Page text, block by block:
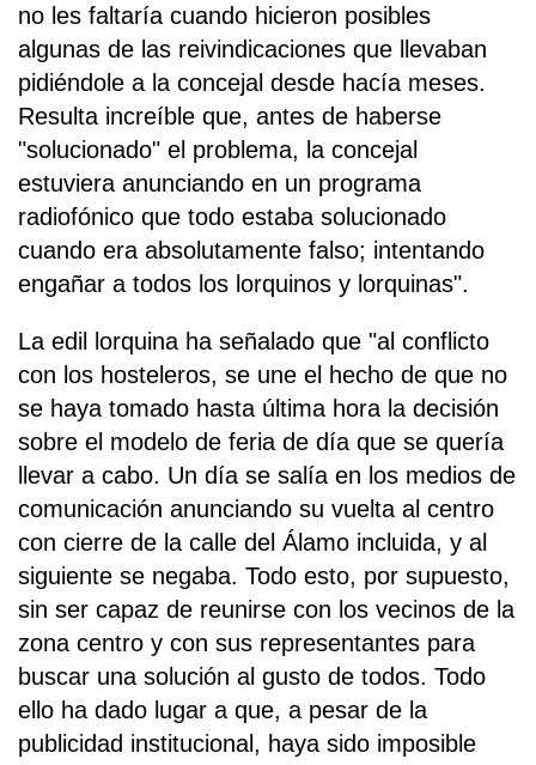
no les faltaría cuando hicieron posibles
algunas de las reivindicaciones que llevaban
pidiéndole a la concejal desde hacía meses.
Resulta increíble que, antes de haberse
"solucionado" el problema, la concejal
estuviera anunciando en un programa
radiofónico que todo estaba solucionado
cuando era absolutamente falso; intentando
engañar a todos los lorquinos y lorquinas".
La edil lorquina ha señalado que "al conflicto
con los hosteleros, se une el hecho de que no
se haya tomado hasta última hora la decisión
sobre el modelo de feria de día que se quería
llevar a cabo. Un día se salía en los medios de
comunicación anunciando su vuelta al centro
con cierre de la calle del Álamo incluida, y al
siguiente se negaba. Todo esto, por supuesto,
sin ser capaz de reunirse con los vecinos de la
zona centro y con sus representantes para
buscar una solución al gusto de todos. Todo
ello ha dado lugar a que, a pesar de la
publicidad institucional, haya sido imposible